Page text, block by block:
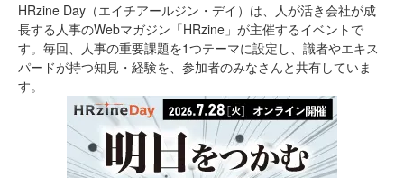
HRzine Day（エイチアールジン・デイ）は、人が活き会社が成
長する人事のWebマガジン「HRzine」が主催するイベントで
す。毎回、人事の重要課題を1つテーマに設定し、識者やエキス
パードが持つ知見・経験を、参加者のみなさんと共有していま
す。